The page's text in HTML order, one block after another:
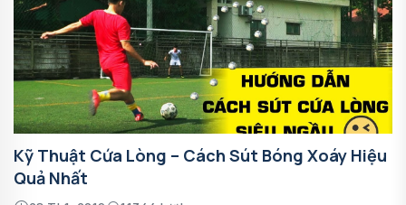
Kỹ Thuật Cứa Lòng – Cách Sút Bóng Xoáy Hiệu
Quả Nhất